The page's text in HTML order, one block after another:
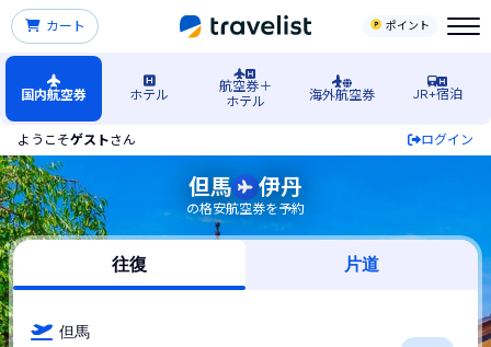
ポイント
カート
国内航空券 ホテル
航空券＋
ホテル
海外航空券 JR+宿泊
ようこそゲストさん ログイン
但馬（兵庫）空港発→伊丹空港行きの格安航空券・飛行機・
但馬 伊丹
の格安航空券を予約
往復 片道
但馬